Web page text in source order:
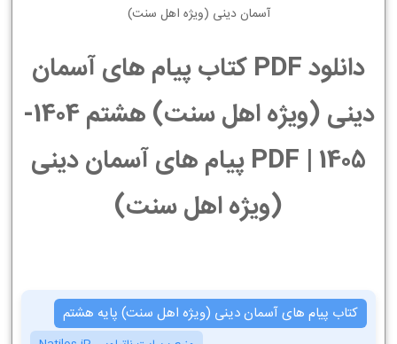
آسمان دینی (ویژه اهل سنت)
دانلود PDF کتاب پیام های آسمان
دینی (ویژه اهل سنت) هشتم 1404-
1405 | PDF پیام های آسمان دینی
(ویژه اهل سنت)
کتاب پیام های آسمان دینی (ویژه اهل سنت) پایه هشتم